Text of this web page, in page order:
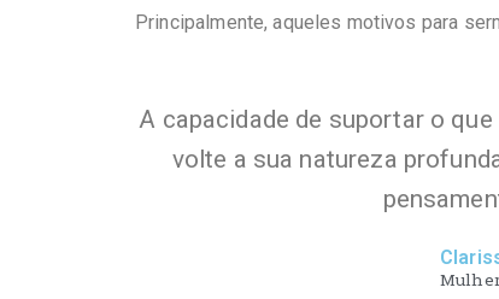
Principalmente, aqueles motivos para
A capacidade de suportar o
volte a sua natureza